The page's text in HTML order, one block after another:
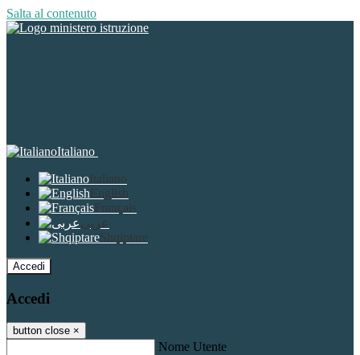
Salta al contenuto
Italiano
Italiano
English
Français
عربى
Shqiptare
Accedi
Accedi
button close ×
Nome Utente